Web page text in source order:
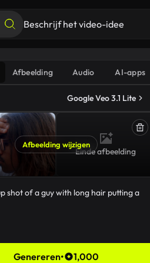
Afbeelding Audio AI-apps
Google Veo 3.1 Lite
Afbeelding wijzigen
Einde afbeelding
Genereren• 1,000